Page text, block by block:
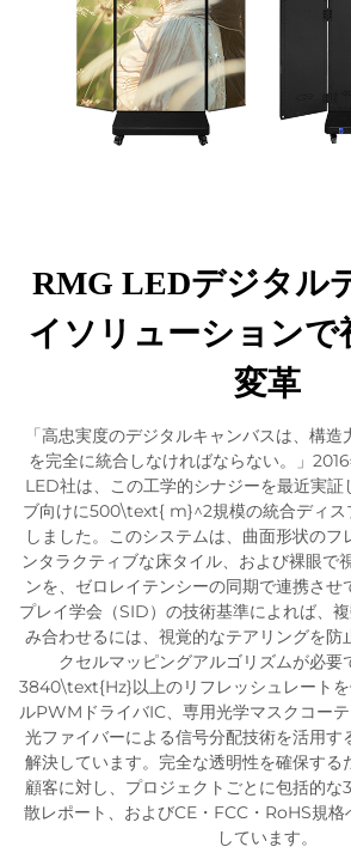
RMG LEDデジタル
イソリューションで
変革
「高忠実度のデジタルキャンバスは、構
を完全に統合しなければならない。」
LED社は、この工学的シナジーを最近実証
ブ向けに500\text{ m}^2規模の統合ディス
しました。このシステムは、曲面形状のフ
ンタラクティブな床タイル、および裸眼で
ンを、ゼロレイテンシーの同期で連携させ
プレイ学会（SID）の技術基準によれば、
み合わせるには、視覚的なテアリングを防
クセルマッピングアルゴリズムが必要
3840\text{Hz}以上のリフレッシュレート
ルPWMドライバIC、専用光学マスクコー
光ファイバーによる信号分配技術を活用す
解決しています。完全な透明性を確保する
顧客に対し、プロジェクトごとに包括的
散レポート、およびCE・FCC・RoHS規
しています。